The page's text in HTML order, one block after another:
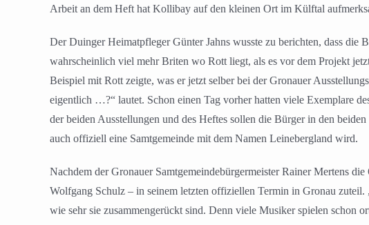
Arbeit an dem Heft hat Kollibay auf den kleinen Ort im Külftal
Der Duinger Heimatpfleger Günter Jahns wusste zu berichten, dass
wahrscheinlich viel mehr Briten wo Rott liegt, als es vor dem Projekt
Beispiel mit Rott zeigte, was er jetzt selber bei der Gronauer
eigentlich …?“ lautet. Schon einen Tag vorher hatten viele Exemplare
der beiden Ausstellungen und des Heftes sollen die Bürger in den
auch offiziell eine Samtgemeinde mit dem Namen Leinebergland wird.
Nachdem der Gronauer Samtgemeindebürgermeister Rainer Mertens
Wolfgang Schulz – in seinem letzten offiziellen Termin in Gronau
wie sehr sie zusammengerückt sind. Denn viele Musiker spielen schon